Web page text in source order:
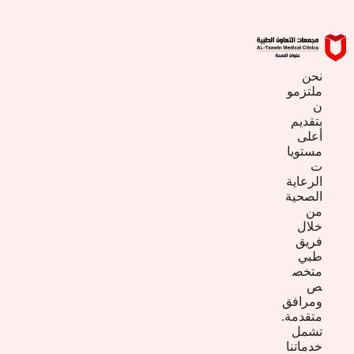
نحن
ملتزمو
ن
بتقديم
أعلى
مستويا
ت
الرعاية
الصحية
من
خلال
فريق
طبي
متخص
ص
ومرافق
متقدمة.
تشمل
خدماتنا